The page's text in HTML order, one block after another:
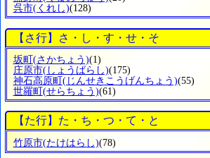
呉市(くれし)(128)
【さ行】さ・し・す・せ・そ
坂町 (さかちょう)(1)
庄原市(しょうばらし)(175)
神石高原町 (じんせきこうげんちょう)(55)
世羅町 (せらちょう)(61)
【た行】た・ち・つ・て・と
竹原市(たけはらし)(78)